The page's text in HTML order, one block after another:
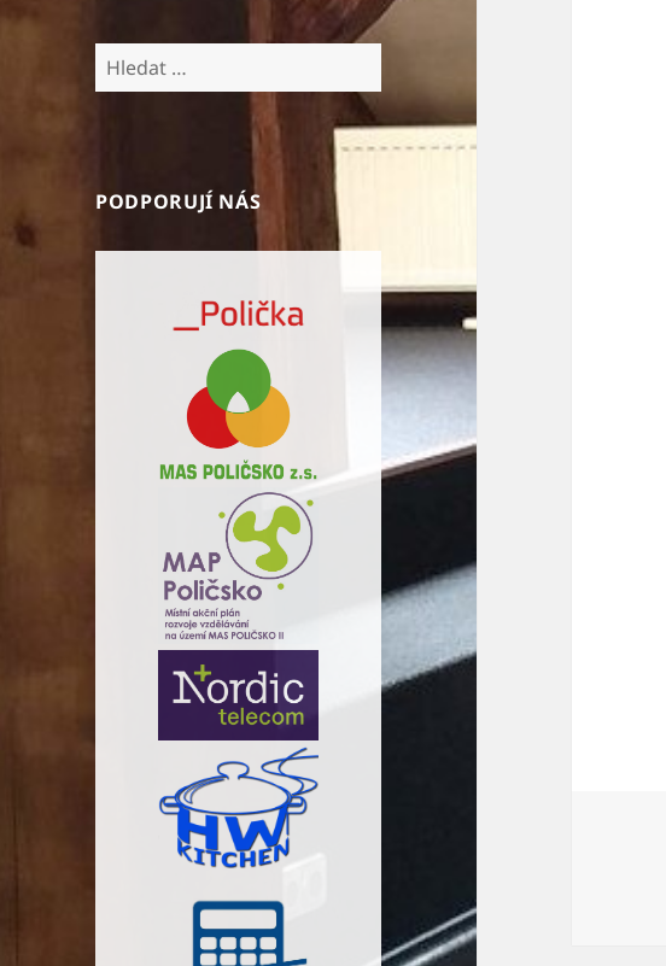
Vyhledávání
PODPORUJÍ NÁS